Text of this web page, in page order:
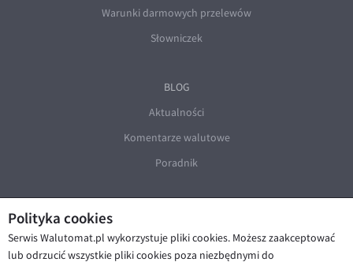
Polityka cookies
Serwis Walutomat.pl wykorzystuje pliki cookies. Możesz zaakceptować
lub odrzucić wszystkie pliki cookies poza niezbędnymi do
Warunki darmowych przelewów
Słowniczek
BLOG
Aktualności
Komentarze walutowe
Poradnik